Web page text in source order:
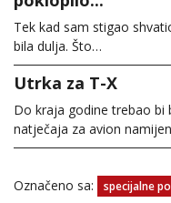
Tek kad sam stigao
bila dulja. Što…
Utrka za T-X
Do kraja godine trebao bi
natječaja za avion
Označeno sa: specijalne